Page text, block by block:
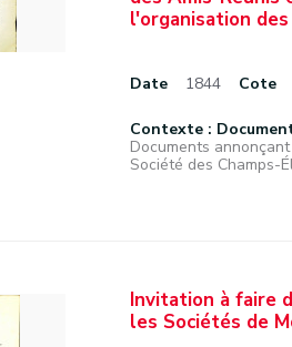
l'organisation
Date 1844 Cote
Contexte :
Documents
Société des Champs-
Invitation à faire
les Sociétés de